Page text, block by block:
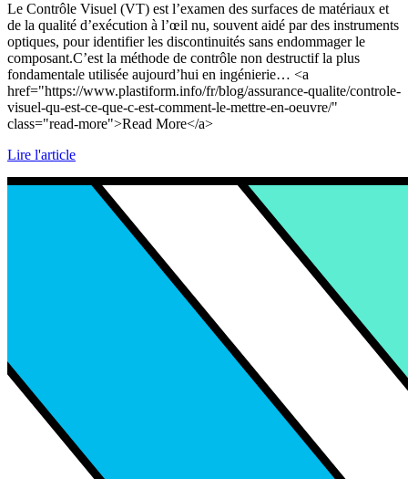
Le Contrôle Visuel (VT) est l’examen des surfaces de matériaux et
de la qualité d’exécution à l’œil nu, souvent aidé par des instruments
optiques, pour identifier les discontinuités sans endommager le
composant.C’est la méthode de contrôle non destructif la plus
fondamentale utilisée aujourd’hui en ingénierie… <a
href="https://www.plastiform.info/fr/blog/assurance-qualite/controle-
visuel-qu-est-ce-que-c-est-comment-le-mettre-en-oeuvre/"
class="read-more">Read More</a>
Lire l'article